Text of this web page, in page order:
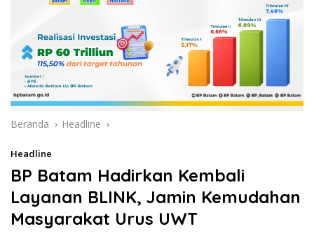
Beranda Headline
Headline
BP Batam Hadirkan Kembali
Layanan BLINK, Jamin Kemudahan
Masyarakat Urus UWT